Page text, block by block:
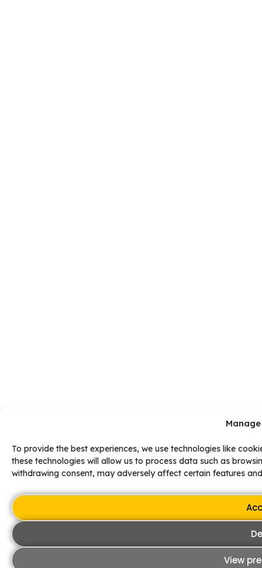
To provide the best experiences, we use technologies like
these technologies will allow us to process data such as
withdrawing consent, may adversely affect certain features
View